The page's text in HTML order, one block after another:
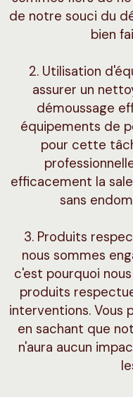
de notre souci du
bien
2. Utilisation
assurer un
démoussage
équipements de
pour cette
efficacement la
sans
3. Produits
nous sommes
c'est pourquoi
produits
interventions. Vous
en sachant que
n'aura aucun